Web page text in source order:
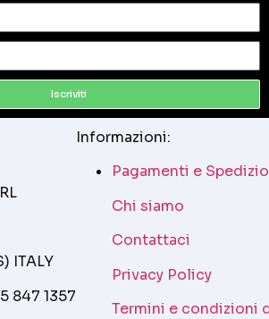
Iscriviti
ITALY
847 1357
Informazioni:
Pagamenti e
Chi siamo
Contattaci
Privacy Policy
Termini e condizioni